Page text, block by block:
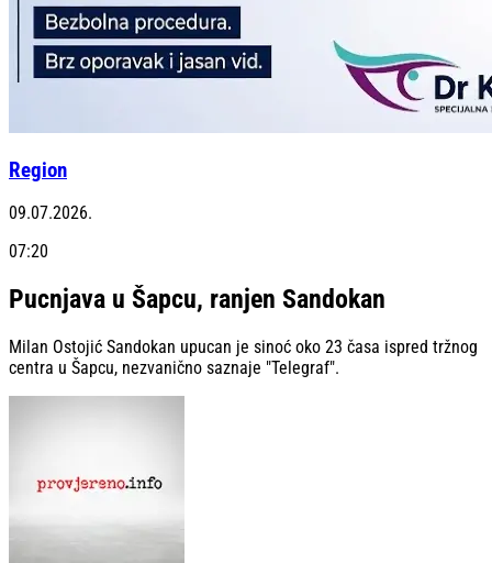
Region
09.07.2026.
07:20
Pucnjava u Šapcu, ranjen Sandokan
Milan Ostojić Sandokan upucan je sinoć oko 23 časa ispred tržnog
centra u Šapcu, nezvanično saznaje "Telegraf".